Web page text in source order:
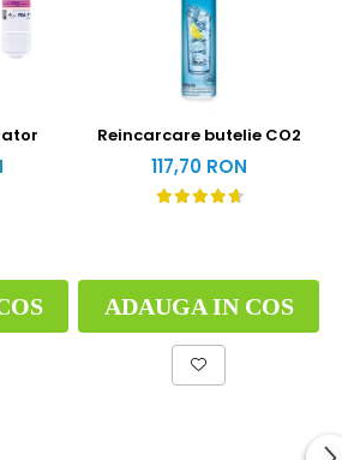
dozator Reincarcare butelie CO2
117,70 RON
ADAUGA IN COS